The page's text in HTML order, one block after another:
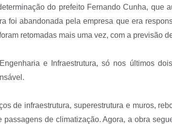
do prefeito Fernando Cunha, que
foi abandonada pela empresa que era
retomadas mais uma vez, com a previsão
e Infraestrutura, só nos últimos
de infraestrutura, superestrutura e muros,
de climatização. Agora, a obra